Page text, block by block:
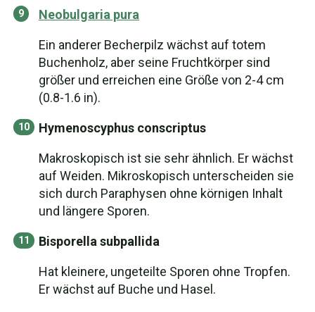
Neobulgaria pura
Ein anderer Becherpilz wächst auf totem
Buchenholz, aber seine Fruchtkörper sind
größer und erreichen eine Größe von 2-4 cm
(0.8-1.6 in).
Hymenoscyphus conscriptus
Makroskopisch ist sie sehr ähnlich. Er wächst
auf Weiden. Mikroskopisch unterscheiden sie
sich durch Paraphysen ohne körnigen Inhalt
und längere Sporen.
Bisporella subpallida
Hat kleinere, ungeteilte Sporen ohne Tropfen.
Er wächst auf Buche und Hasel.